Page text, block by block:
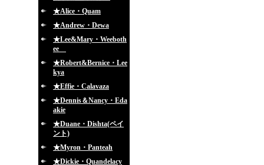
★Alice・Quam
★Andrew・Dewa
★Lee&Mary・Weeboth
ee
★Robert&Bernice・Lee
kya
★Effie・Calavaza
★Dennis＆Nancy・Eda
akie
★Duane・Dishta(ペイ
ント)
★Myron・Panteah
★Dickie・Quandelacy